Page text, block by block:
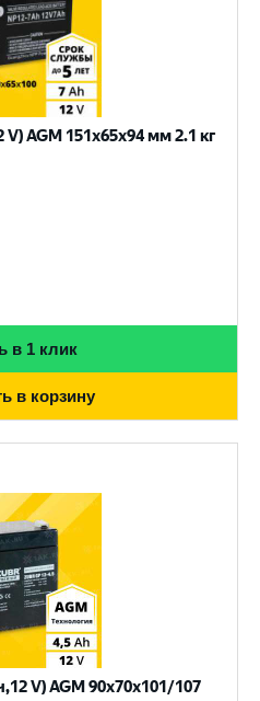
AGM 151x65x94 мм 2.1 кг
в 1 клик
в корзину
V) AGM 90x70x101/107